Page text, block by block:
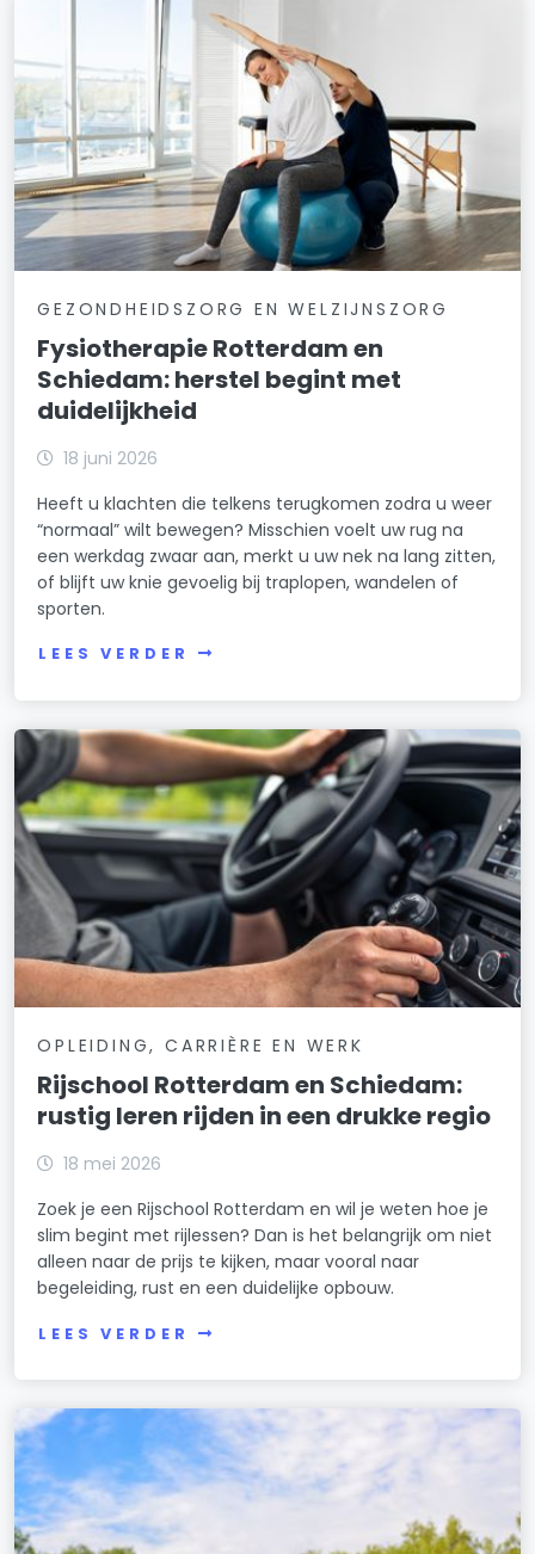
GEZONDHEIDSZORG EN WELZIJNSZORG
Fysiotherapie Rotterdam en
Schiedam: herstel begint met
duidelijkheid
18 juni 2026
Heeft u klachten die telkens terugkomen zodra u weer
“normaal” wilt bewegen? Misschien voelt uw rug na
een werkdag zwaar aan, merkt u uw nek na lang zitten,
of blijft uw knie gevoelig bij traplopen, wandelen of
sporten.
LEES VERDER
OPLEIDING, CARRIÈRE EN WERK
Rijschool Rotterdam en Schiedam:
rustig leren rijden in een drukke regio
18 mei 2026
Zoek je een Rijschool Rotterdam en wil je weten hoe je
slim begint met rijlessen? Dan is het belangrijk om niet
alleen naar de prijs te kijken, maar vooral naar
begeleiding, rust en een duidelijke opbouw.
LEES VERDER